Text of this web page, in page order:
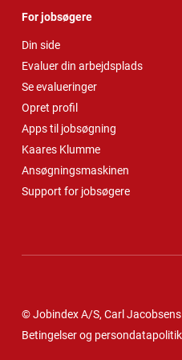
For jobsøgere
Din side
Evaluer din arbejdsplads
Se evalueringer
Opret profil
Apps til jobsøgning
Kaares Klumme
Ansøgningsmaskinen
Support for jobsøgere
© Jobindex A/S, Carl
Betingelser og persondatapolitik